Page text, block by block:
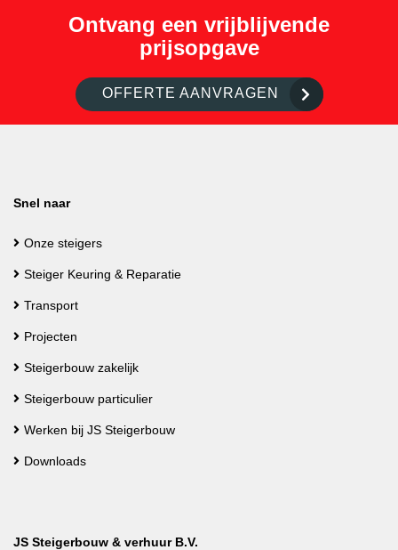
Ontvang een vrijblijvende
prijsopgave
OFFERTE AANVRAGEN
Snel naar
Onze steigers
Steiger Keuring & Reparatie
Transport
Projecten
Steigerbouw zakelijk
Steigerbouw particulier
Werken bij JS Steigerbouw
Downloads
JS Steigerbouw & verhuur B.V.